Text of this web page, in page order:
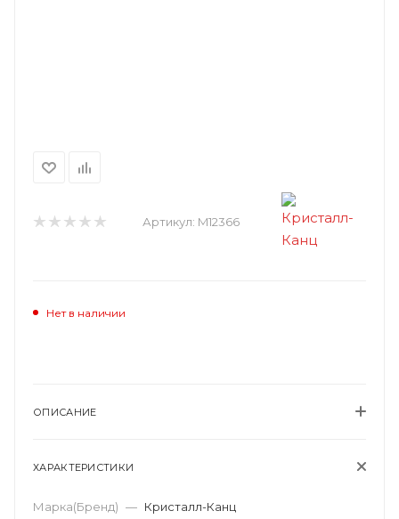
Артикул: M12366
Нет в наличии
ОПИСАНИЕ
ХАРАКТЕРИСТИКИ
Марка(Бренд) — Кристалл-Канц